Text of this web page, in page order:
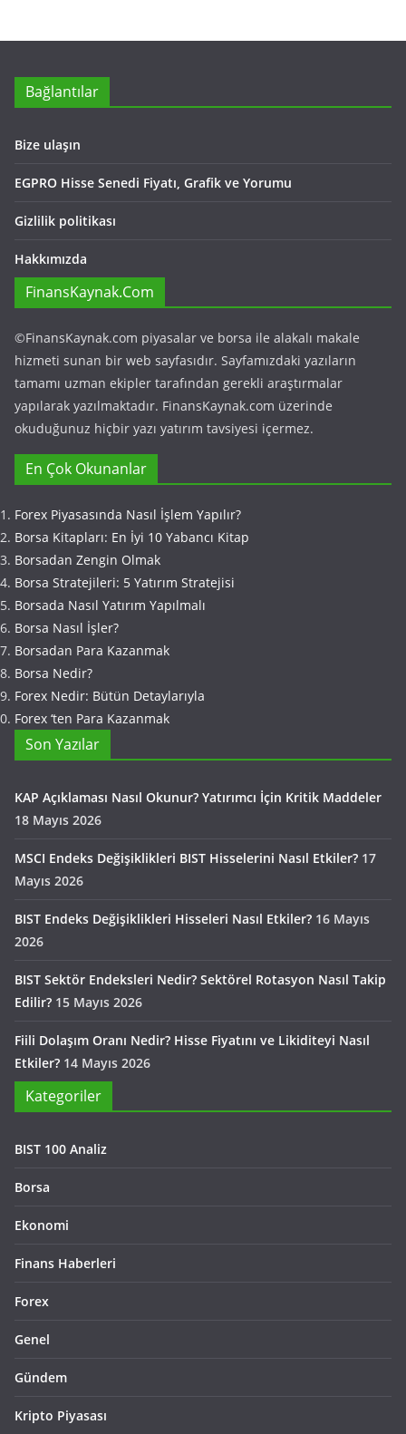
Bağlantılar
Bize ulaşın
EGPRO Hisse Senedi Fiyatı, Grafik ve Yorumu
Gizlilik politikası
Hakkımızda
FinansKaynak.Com
©FinansKaynak.com piyasalar ve borsa ile alakalı makale
hizmeti sunan bir web sayfasıdır. Sayfamızdaki yazıların
tamamı uzman ekipler tarafından gerekli araştırmalar
yapılarak yazılmaktadır. FinansKaynak.com üzerinde
okuduğunuz hiçbir yazı yatırım tavsiyesi içermez.
En Çok Okunanlar
Forex Piyasasında Nasıl İşlem Yapılır?
Borsa Kitapları: En İyi 10 Yabancı Kitap
Borsadan Zengin Olmak
Borsa Stratejileri: 5 Yatırım Stratejisi
Borsada Nasıl Yatırım Yapılmalı
Borsa Nasıl İşler?
Borsadan Para Kazanmak
Borsa Nedir?
Forex Nedir: Bütün Detaylarıyla
Forex ‘ten Para Kazanmak
Son Yazılar
KAP Açıklaması Nasıl Okunur? Yatırımcı İçin Kritik Maddeler
18 Mayıs 2026
MSCI Endeks Değişiklikleri BIST Hisselerini Nasıl Etkiler? 17
Mayıs 2026
BIST Endeks Değişiklikleri Hisseleri Nasıl Etkiler? 16 Mayıs
2026
BIST Sektör Endeksleri Nedir? Sektörel Rotasyon Nasıl Takip
Edilir? 15 Mayıs 2026
Fiili Dolaşım Oranı Nedir? Hisse Fiyatını ve Likiditeyi Nasıl
Etkiler? 14 Mayıs 2026
Kategoriler
BIST 100 Analiz
Borsa
Ekonomi
Finans Haberleri
Forex
Genel
Gündem
Kripto Piyasası